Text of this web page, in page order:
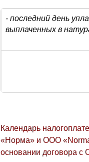
- последний день
выплаченных в
Календарь
«Норма» и ООО «Norma
основании договора с